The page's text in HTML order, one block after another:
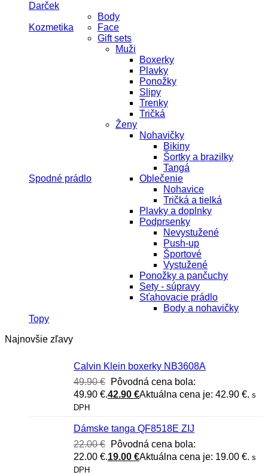
Darček
Kozmetika
Body
Face
Gift sets
Spodné prádlo
Muži
Boxerky
Plavky
Ponožky
Slipy
Trenky
Tričká
Ženy
Nohavičky
Bikiny
Šortky a brazilky
Tangá
Oblečenie
Nohavice
Tričká a tielká
Plavky a doplnky
Podprsenky
Nevystužené
Push-up
Športové
Vystužené
Ponožky a pančuchy
Sety - súpravy
Sťahovacie prádlo
Body a nohavičky
Topy
Najnovšie zľavy
Calvin Klein boxerky NB3608A
49.90€
Pôvodná cena bola:
49.90 €.42.90 €Aktuálna cena je: 42.90 €. s
DPH
Dámske tanga QF8518E ZIJ
22.00€
Pôvodná cena bola:
22.00 €.19.00 €Aktuálna cena je: 19.00 €. s
DPH